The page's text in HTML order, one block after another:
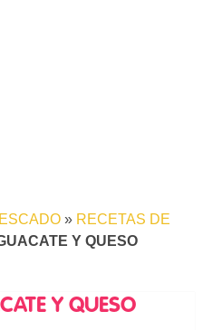
» RECETAS DE
Y QUESO
Y QUESO